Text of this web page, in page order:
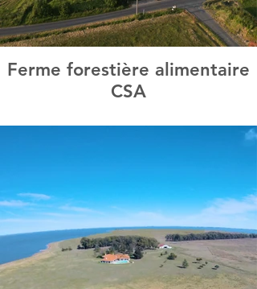
Ferme forestière alimentaire
CSA